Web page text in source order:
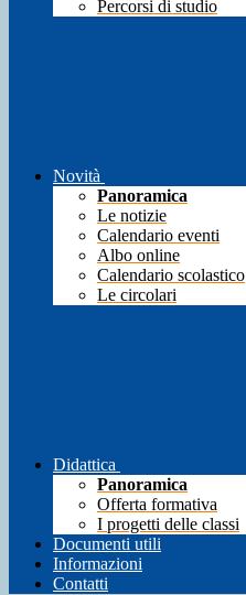
Percorsi di studio
Novità
Panoramica
Le notizie
Calendario eventi
Albo online
Calendario scolastico
Le circolari
Didattica
Panoramica
Offerta formativa
I progetti delle classi
Documenti utili
Informazioni
Contatti